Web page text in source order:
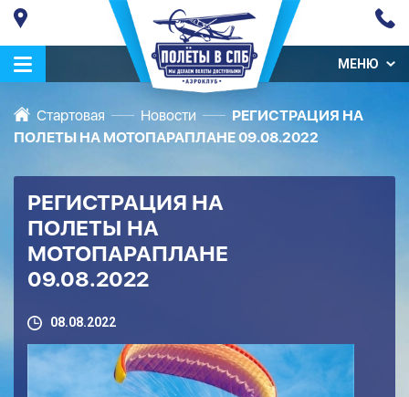
МЕНЮ
Стартовая Новости
РЕГИСТРАЦИЯ НА
ПОЛЕТЫ НА МОТОПАРАПЛАНЕ 09.08.2022
РЕГИСТРАЦИЯ НА
ПОЛЕТЫ НА
МОТОПАРАПЛАНЕ
09.08.2022
08.08.2022